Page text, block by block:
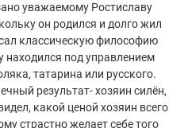
уважаемому Ростиславу
он родился и долго жил
классическую философию
находился под управлением
татарина или русского.
результат- хозяин силён,
какой ценой хозяин всего
страстно желает себе того